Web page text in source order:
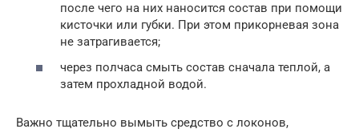
после чего на них наносится состав при помощи
кисточки или губки. При этом прикорневая зона
не затрагивается;
через полчаса смыть состав сначала теплой, а
затем прохладной водой.
Важно тщательно вымыть средство с локонов,